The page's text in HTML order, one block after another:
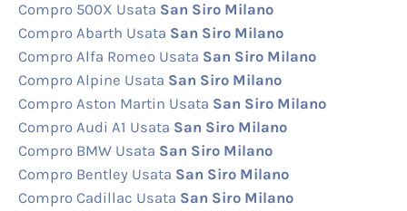
Compro 500X Usata San Siro Milano
Compro Abarth Usata San Siro Milano
Compro Alfa Romeo Usata San Siro Milano
Compro Alpine Usata San Siro Milano
Compro Aston Martin Usata San Siro Milano
Compro Audi A1 Usata San Siro Milano
Compro BMW Usata San Siro Milano
Compro Bentley Usata San Siro Milano
Compro Cadillac Usata San Siro Milano